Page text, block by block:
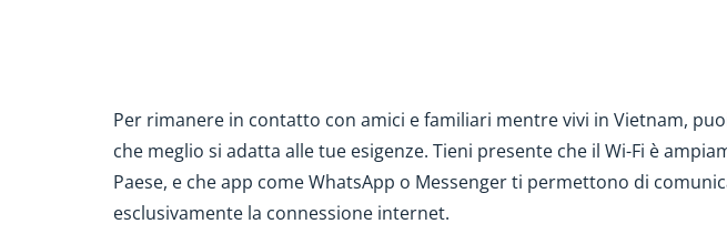
Per rimanere in contatto con amici e familiari mentre vivi in Vietnam,
che meglio si adatta alle tue esigenze. Tieni presente che il Wi-Fi è
Paese, e che app come WhatsApp o Messenger ti permettono di
esclusivamente la connessione internet.